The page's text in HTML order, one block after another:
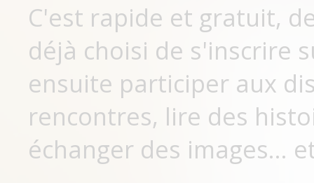
C'est rapide et gratuit,
déjà choisi de s'inscrire
ensuite participer aux
rencontres, lire des
échanger des images...